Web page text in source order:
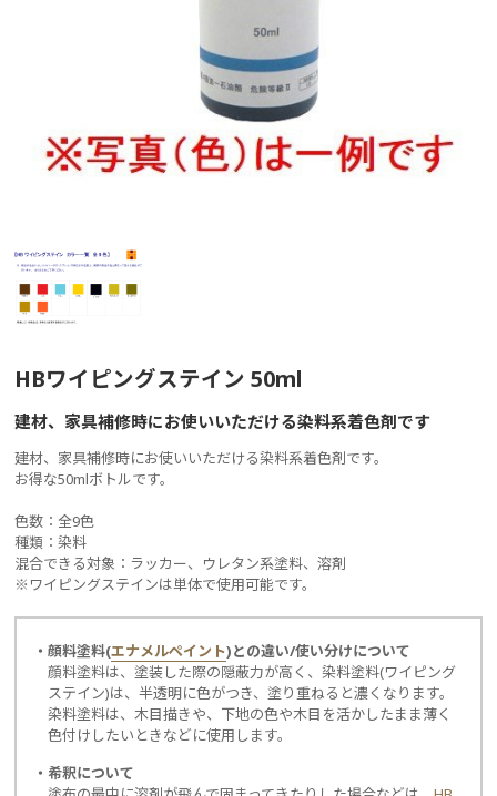
HBワイピングステイン 50ml
建材、家具補修時にお使いいただける染料系着色剤です
建材、家具補修時にお使いいただける染料系着色剤です。
お得な50mlボトルです。
色数：全9色
種類：染料
混合できる対象：ラッカー、ウレタン系塗料、溶剤
※ワイピングステインは単体で使用可能です。
・顔料塗料(エナメルペイント)との違い/使い分けについて
顔料塗料は、塗装した際の隠蔽力が高く、染料塗料(ワイピング
ステイン)は、半透明に色がつき、塗り重ねると濃くなります。
染料塗料は、木目描きや、下地の色や木目を活かしたまま薄く
色付けしたいときなどに使用します。
・希釈について